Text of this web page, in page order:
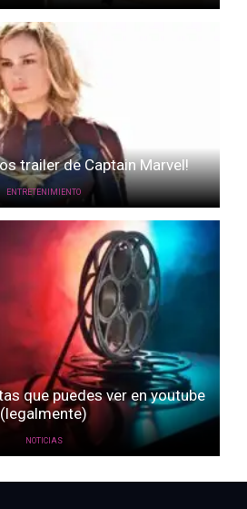
trailer de Captain Marvel!
ENTRETENIMIENTO
que puedes ver en youtube
(legalmente)
NOTICIAS